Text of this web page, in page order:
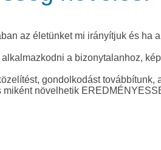
az életünket mi irányítjuk és ha
a bizonytalanhoz,
gondolkodást
miként növelhetik